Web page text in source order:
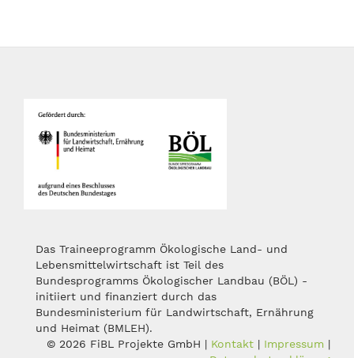
Das Traineeprogramm Ökologische Land- und
Lebensmittelwirtschaft ist Teil des
Bundesprogramms Ökologischer Landbau (BÖL) -
initiiert und finanziert durch das
Bundesministerium für Landwirtschaft, Ernährung
und Heimat (BMLEH).
© 2026 FiBL Projekte GmbH | Kontakt | Impressum |